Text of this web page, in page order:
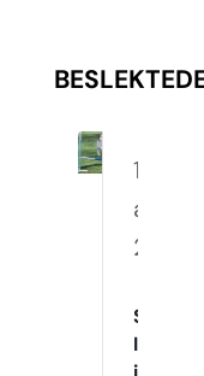
10.
august
2026